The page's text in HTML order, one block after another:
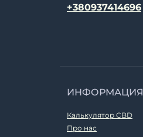
+380937414696
ИНФОРМАЦИЯ
Калькулятор CBD
Про нас